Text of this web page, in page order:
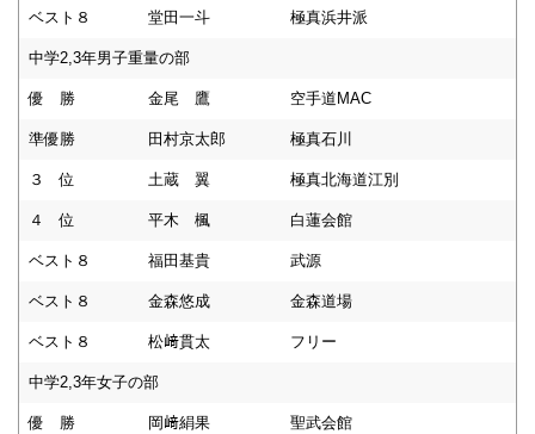
ベスト８ 堂田一斗 極真浜井派
中学2,3年男子重量の部
優 勝 金尾 鷹 空手道MAC
準優勝 田村京太郎 極真石川
３ 位 土蔵 翼 極真北海道江別
４ 位 平木 楓 白蓮会館
ベスト８ 福田基貴 武源
ベスト８ 金森悠成 金森道場
ベスト８ 松﨑貫太 フリー
中学2,3年女子の部
優 勝 岡﨑絹果 聖武会館